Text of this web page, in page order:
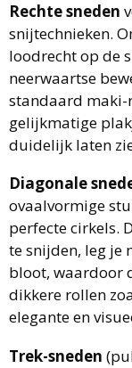
Rechte sneden
snijtechnieken.
loodrecht op de
neerwaartse
standaard maki-
gelijkmatige
duidelijk laten
Diagonale
ovaalvormige
perfecte cirkels.
te snijden, leg je
bloot, waardoor
dikkere rollen
elegante en
Trek-sneden